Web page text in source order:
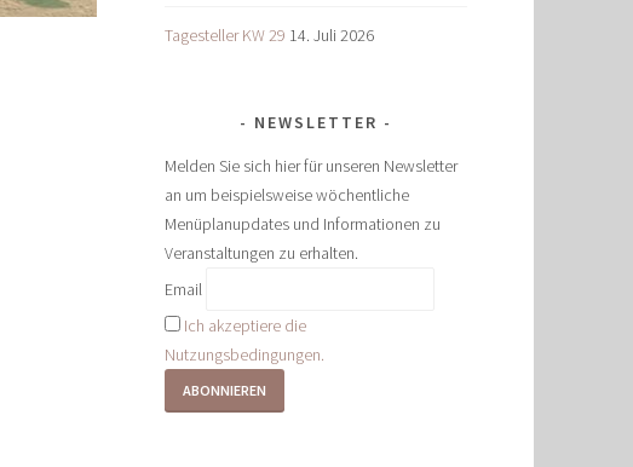
Tagesteller KW 29 14. Juli 2026
NEWSLETTER
Melden Sie sich hier für unseren Newsletter
an um beispielsweise wöchentliche
Menüplanupdates und Informationen zu
Veranstaltungen zu erhalten.
Email
Ich akzeptiere die
Nutzungsbedingungen.